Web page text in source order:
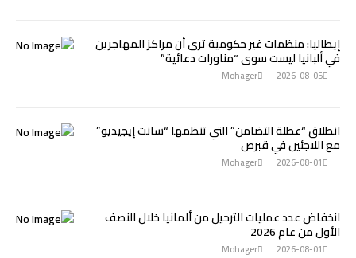
إيطاليا: منظمات غير حكومية ترى أن مراكز المهاجرين
في ألبانيا ليست سوى “مناورات دعائية”
2026-08-05
Mohager
انطلاق “عطلة التضامن” التي تنظمها “سانت إيجيديو”
مع اللاجئين في قبرص
2026-08-01
Mohager
انخفاض عدد عمليات الترحيل من ألمانيا خلال النصف
الأول من عام 2026
2026-08-01
Mohager